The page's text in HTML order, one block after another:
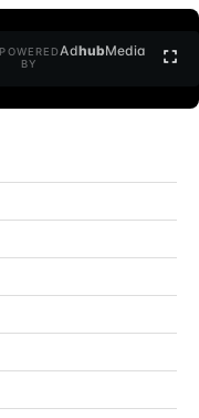
POWERED
BY
AdhubMedia